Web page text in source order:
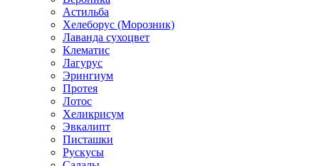
Астильба
Хелеборус (Морозник)
Лаванда сухоцвет
Клематис
Лагурус
Эрингиум
Протея
Лотос
Хеликрисум
Эвкалипт
Писташки
Рускусы